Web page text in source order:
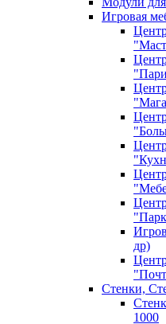
Игровая
др)
Стенки,
1000